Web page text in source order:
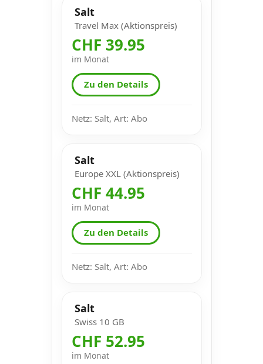
Salt
Travel Max (Aktionspreis)
CHF 39.95
im Monat
Zu den Details
Netz: Salt, Art: Abo
Salt
Europe XXL (Aktionspreis)
CHF 44.95
im Monat
Zu den Details
Netz: Salt, Art: Abo
Salt
Swiss 10 GB
CHF 52.95
im Monat